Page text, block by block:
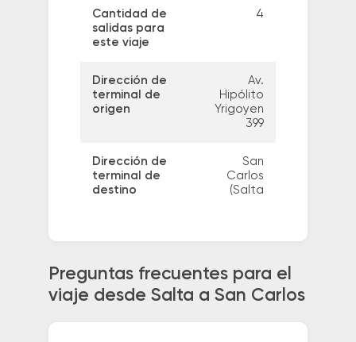
Cantidad de
salidas para
este viaje
4
Dirección de
terminal de
origen
Av.
Hipólito
Yrigoyen
399
Dirección de
terminal de
destino
San
Carlos
(Salta
Preguntas frecuentes para el
viaje desde Salta a San Carlos